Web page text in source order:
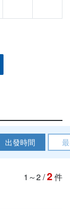
出發時間
1～2/2件